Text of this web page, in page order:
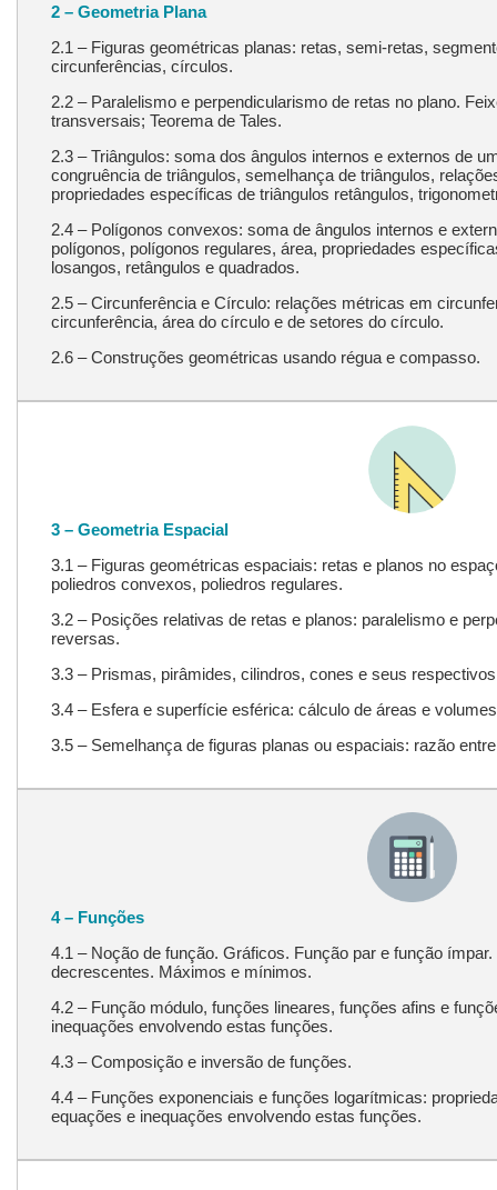
2 – Geometria Plana
2.1 – Figuras geométricas planas: retas, semi-retas,
circunferências, círculos.
2.2 – Paralelismo e perpendicularismo de retas no plano.
transversais; Teorema de Tales.
2.3 – Triângulos: soma dos ângulos internos e externos de
congruência de triângulos, semelhança de triângulos,
propriedades específicas de triângulos retângulos,
2.4 – Polígonos convexos: soma de ângulos internos e
polígonos, polígonos regulares, área, propriedades
losangos, retângulos e quadrados.
2.5 – Circunferência e Círculo: relações métricas em
circunferência, área do círculo e de setores do círculo.
2.6 – Construções geométricas usando régua e compasso.
3 – Geometria Espacial
3.1 – Figuras geométricas espaciais: retas e planos no
poliedros convexos, poliedros regulares.
3.2 – Posições relativas de retas e planos: paralelismo e
reversas.
3.3 – Prismas, pirâmides, cilindros, cones e seus
3.4 – Esfera e superfície esférica: cálculo de áreas e
3.5 – Semelhança de figuras planas ou espaciais: razão
4 – Funções
4.1 – Noção de função. Gráficos. Função par e função
decrescentes. Máximos e mínimos.
4.2 – Função módulo, funções lineares, funções afins e
inequações envolvendo estas funções.
4.3 – Composição e inversão de funções.
4.4 – Funções exponenciais e funções logarítmicas:
equações e inequações envolvendo estas funções.